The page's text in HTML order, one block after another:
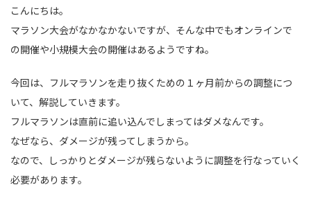
こんにちは。
マラソン大会がなかなかないですが、そんな中でもオンラインで
の開催や小規模大会の開催はあるようですね。
今回は、フルマラソンを走り抜くための１ヶ月前からの調整につ
いて、解説していきます。
フルマラソンは直前に追い込んでしまってはダメなんです。
なぜなら、ダメージが残ってしまうから。
なので、しっかりとダメージが残らないように調整を行なっていく
必要があります。